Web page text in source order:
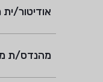
אודיטור/ית
מהנדס/ת